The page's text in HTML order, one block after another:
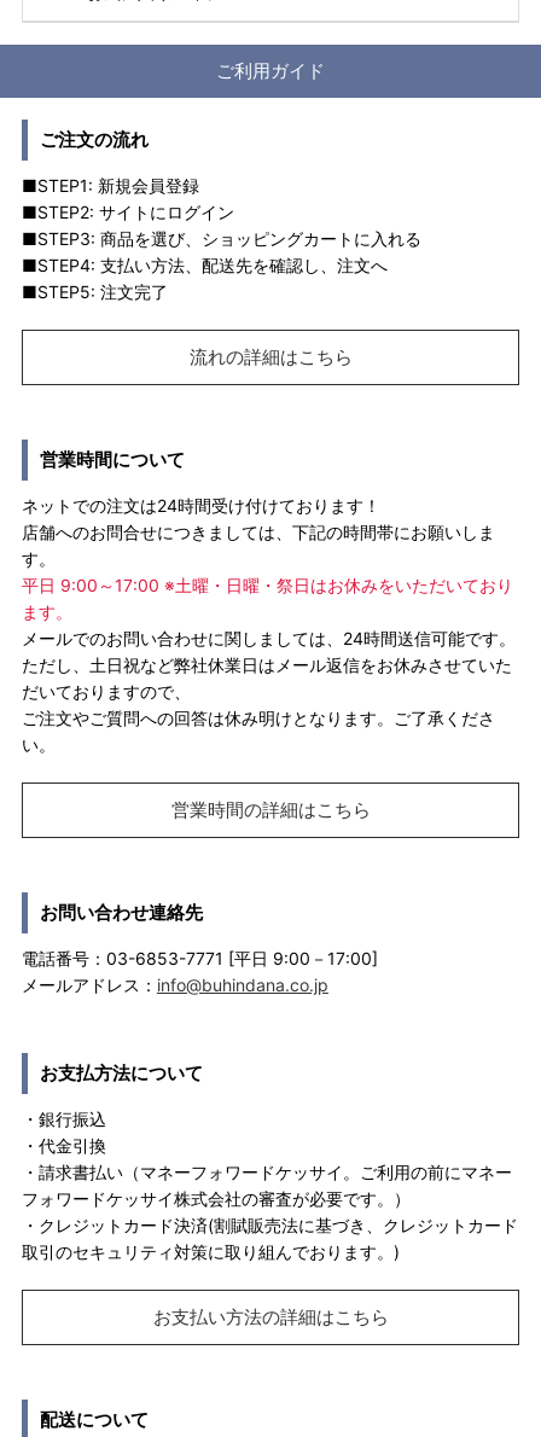
ご利用ガイド
ご注文の流れ
■STEP1: 新規会員登録
■STEP2: サイトにログイン
■STEP3: 商品を選び、ショッピングカートに入れる
■STEP4: 支払い方法、配送先を確認し、注文へ
■STEP5: 注文完了
流れの詳細はこちら
営業時間について
ネットでの注文は24時間受け付けております！
店舗へのお問合せにつきましては、下記の時間帯にお願いしま
す。
平日 9:00～17:00 ※土曜・日曜・祭日はお休みをいただいており
ます。
メールでのお問い合わせに関しましては、24時間送信可能です。
ただし、土日祝など弊社休業日はメール返信をお休みさせていた
だいておりますので、
ご注文やご質問への回答は休み明けとなります。ご了承くださ
い。
営業時間の詳細はこちら
お問い合わせ連絡先
電話番号：03-6853-7771 [平日 9:00－17:00]
メールアドレス： info@buhindana.co.jp
お支払方法について
・銀行振込
・代金引換
・請求書払い（マネーフォワードケッサイ。ご利用の前にマネー
フォワードケッサイ株式会社の審査が必要です。）
・クレジットカード決済(割賦販売法に基づき、クレジットカード
取引のセキュリティ対策に取り組んでおります。)
お支払い方法の詳細はこちら
配送について